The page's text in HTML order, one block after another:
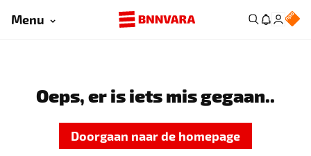
Menu
Oeps, er is iets mis gegaan..
Doorgaan naar de homepage